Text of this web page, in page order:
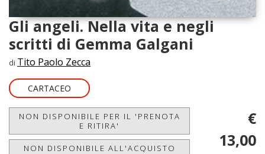
Gli angeli. Nella vita e negli
scritti di Gemma Galgani
di Tito Paolo Zecca
CARTACEO
NON DISPONIBILE PER IL 'PRENOTA
E RITIRA'
NON DISPONIBILE ALL'ACQUISTO
€
13,00